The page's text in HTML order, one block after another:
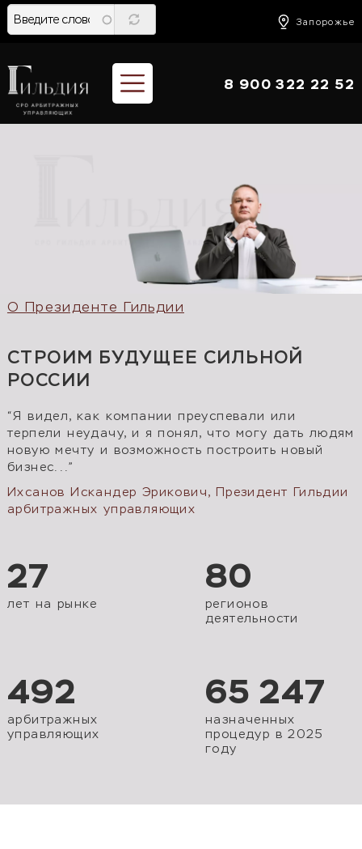
Перейти
Запорожье
8 900 322 22 52
О Президенте Гильдии
СТРОИМ БУДУЩЕЕ СИЛЬНОЙ
РОССИИ
“Я видел, как компании преуспевали или
терпели неудачу, и я понял, что могу дать людям
новую мечту и возможность построить новый
бизнес...”
Ихсанов Искандер Эрикович, Президент Гильдии
арбитражных управляющих
27
лет на рынке
80
регионов
деятельности
492
арбитражных
управляющих
65 247
назначенных
процедур в 2025
году